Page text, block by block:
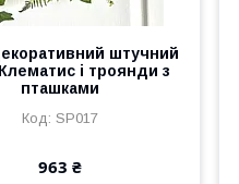
штучний
і троянди з
пташками
SP017
963 ₴